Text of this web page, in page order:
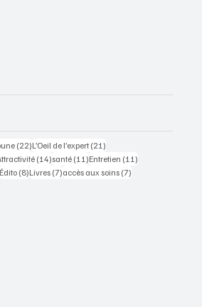
(22)22 posts
L’Oeil de l’expert (21)
posts (14)14 posts
santé (11)11 posts
Entretien (11)
9 posts
Édito (8)8 posts
Livres (7)7 posts
accès aux soins (7)